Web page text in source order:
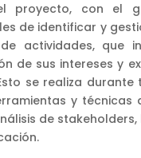
proyecto, con el
de identificar y
actividades, que
de sus intereses y
se realiza
y técnicas
de